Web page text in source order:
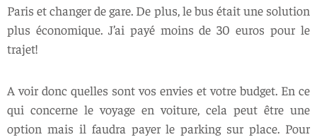
Paris et changer de gare. De plus, le bus était une solution
plus économique. J’ai payé moins de 30 euros pour le
trajet!
A voir donc quelles sont vos envies et votre budget. En ce
qui concerne le voyage en voiture, cela peut être une
option mais il faudra payer le parking sur place. Pour